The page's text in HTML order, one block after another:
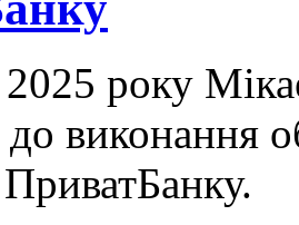
року
виконання